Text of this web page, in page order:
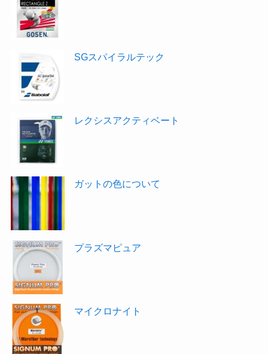
SGスパイラルテック
レクシスアクティベート
ガットの色について
プラズマピュア
マイクロナイト